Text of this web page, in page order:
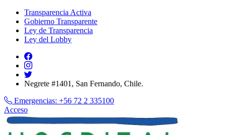
Transparencia Activa
Gobierno Transparente
Ley de Transparencia
Ley del Lobby
Negrete #1401, San Fernando, Chile.
Emergencias: +56 72 2 335100
Acceso